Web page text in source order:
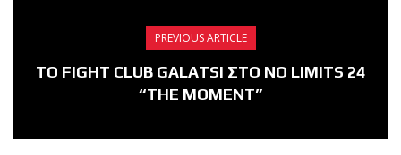
PREVIOUS ARTICLE
ΤΟ FIGHT CLUB GALATSI ΣΤΟ NO LIMITS 24
“THE MOMENT”